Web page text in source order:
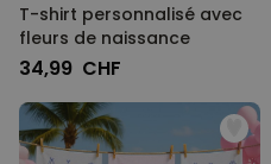
T-shirt personnalisé avec
fleurs de naissance
34,99 CHF